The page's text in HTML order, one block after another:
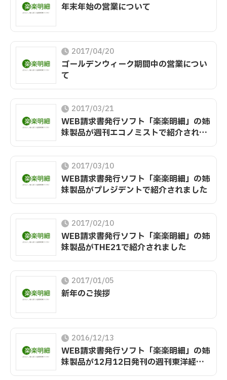
年末年始の営業について
2017/04/20
ゴールデンウィーク期間中の営業につい
て
2017/03/21
WEB請求書発行ソフト「楽楽明細」の姉
妹製品が週刊エコノミストで紹介されま
した
2017/03/10
WEB請求書発行ソフト「楽楽明細」の姉
妹製品がプレジデントで紹介されました
2017/02/10
WEB請求書発行ソフト「楽楽明細」の姉
妹製品がTHE21で紹介されました
2017/01/05
新年のご挨拶
2016/12/13
WEB請求書発行ソフト「楽楽明細」の姉
妹製品が12月12日発刊の週刊東洋経済
で紹介されました